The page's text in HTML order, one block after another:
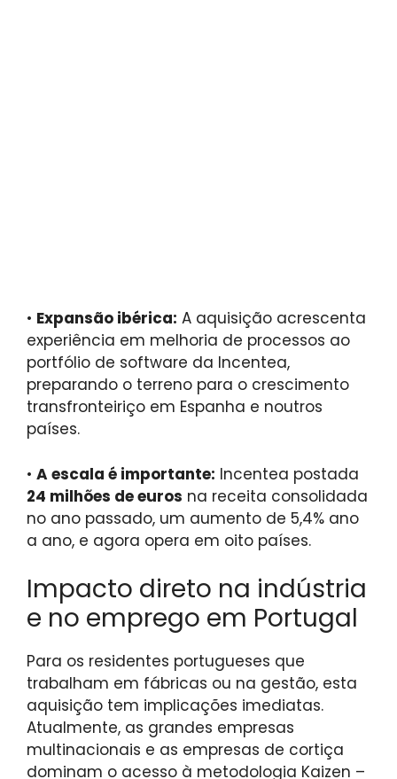
• Expansão ibérica: A aquisição acrescenta
experiência em melhoria de processos ao
portfólio de software da Incentea,
preparando o terreno para o crescimento
transfronteiriço em Espanha e noutros
países.
• A escala é importante: Incentea postada
24 milhões de euros na receita consolidada
no ano passado, um aumento de 5,4% ano
a ano, e agora opera em oito países.
Impacto direto na indústria
e no emprego em Portugal
Para os residentes portugueses que
trabalham em fábricas ou na gestão, esta
aquisição tem implicações imediatas.
Atualmente, as grandes empresas
multinacionais e as empresas de cortiça
dominam o acesso à metodologia Kaizen –